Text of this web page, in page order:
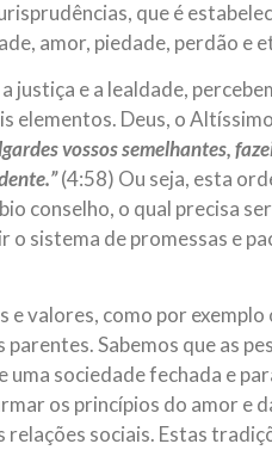
que é
amor, piedade, perdão e
justiça e a lealdade,
elementos. Deus, o
vossos semelhantes,
(4:58) Ou seja, esta
conselho, o qual precisa
o sistema de promessas e
e valores, como por exemplo
Sabemos que as
sociedade fechada e
os princípios do amor e
sociais. Estas